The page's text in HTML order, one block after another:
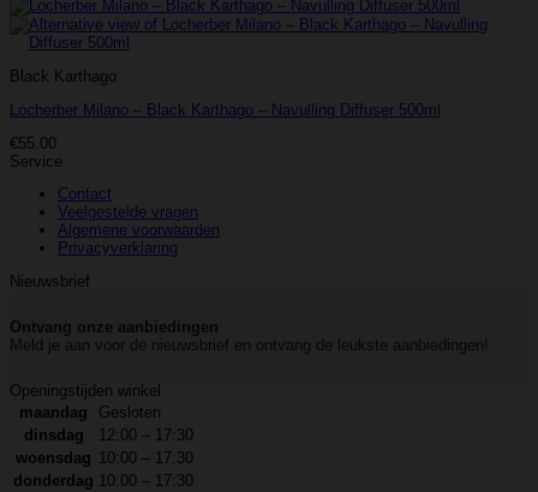
Black Karthago
Locherber Milano – Black Karthago – Navulling Diffuser 500ml
€55.00
Service
Contact
Veelgestelde vragen
Algemene voorwaarden
Privacyverklaring
Nieuwsbrief
Ontvang onze aanbiedingen
Meld je aan voor de nieuwsbrief en ontvang de leukste aanbiedingen!
Openingstijden winkel
maandag
Gesloten
dinsdag
12:00 – 17:30
woensdag 10:00 – 17:30
donderdag 10:00 – 17:30